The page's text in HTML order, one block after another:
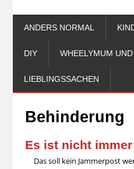
ANDERS NORMAL
DIY WHEELYMUM
LIEBLINGSSACHEN
Behinderung
Es ist nicht
Das soll kein Jammerpost